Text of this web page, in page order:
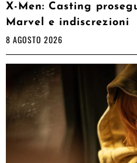
X-Men: Casting
Marvel e indiscrezioni
8 AGOSTO 2026